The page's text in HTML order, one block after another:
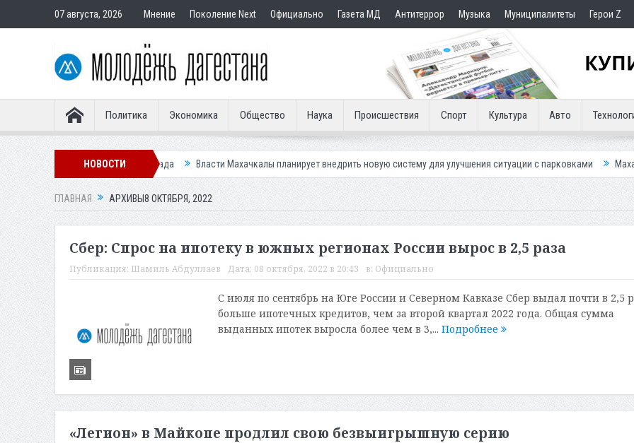
07 августа, 2026 Мнение Поколение Next Официально Газета МД Антитеррор Музыка Муниципалитеты Герои Z
Политика Экономика Общество Наука Происшествия Спорт Культура Авто
НОВОСТИ
у Ханагского водопада Власти Махачкалы планирует внедрить новую систему для улучшения ситуации с парковками Махачкалинское
ГЛАВНАЯ АРХИВЫ8 ОКТЯБРЯ, 2022
Сбер: Спрос на ипотеку в южных регионах России вырос в 2,5 раза
Публикация: Шамиль Абдуллаев Дата: 08 октября, 2022 в 20:43 в: Официально
С июля по сентябрь на Юге России и Северном Кавказе Сбер выдал почти в 2,5
больше ипотечных кредитов, чем за второй квартал 2022 года. Общая сумма
выданных ипотек выросла более чем в 3,... Подробнее
«Легион» в Майкопе продлил свою безвыигрышную серию